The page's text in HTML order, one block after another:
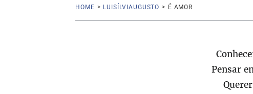
HOME > LUISÍLVIAUGUSTO > É AMOR
Pensar